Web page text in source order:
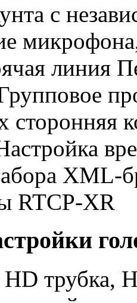
с
линия
сторонняя
XML-
RTCP-XR
трубка,